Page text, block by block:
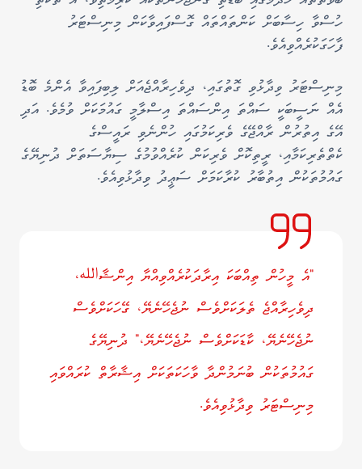
ހުސްވާ ހިސާބަށް ކަންތައްތައް ގޮސްފައިވާކަން މިނިސްޓަރު
ފާހަގަކުރެއްވިއެވެ.
މިނިސްޓަރު ވިދާޅުވި ގޮތުގައި، ދިވެހިރާއްޖެއަށް ލިބިފައިވާ އެންމެ ބޮޑު
އެއް ނަސީބަކީ ސައްތަ އިންސައްތަ އިސްލާމީ ގައުމަކަށް ވުމެވެ. އަދި
އޭގެ އިތުރުން ރާއްޖޭގެ ވެރިކަމުގައި ހުންނެވި ރައީސްގެ
ކެތްތެރިކަމާއި، ރީތިކޮށް ވެރިކަން ކުރެއްވުމުގެ ސިޔާސަތަށް ދުނިޔޭގެ
ގައުމުތަކުން އިތުބާރު ކުރާކަމަށް ސަޢީދު ވިދާޅުވިއެވެ.
"އެ މީހުން ތިއްބަކަ އިރާދަކުރެއްވިއްޔާ އިންޝާالله،
ދިވެހިރާއްޖެ ތެލަކަށްވެސް ނުޖެހޭނެޔޭ، ގޭހަކަށްވެސް
ނުޖެހޭނެޔޭ، ކާޑަކަށްވެސް ނުޖެހޭނެޔޭ،" ދުނިޔޭގެ
ގައުމުތަކުން ބުނަމުންދާ ވާހަކަތަކަށް އިޝާރާތް ކުރައްވައި
މިނިސްޓަރު ވިދާޅުވިއެވެ.